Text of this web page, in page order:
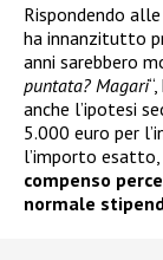
Rispondendo
ha innanzitutto
anni sarebbero
puntata? Magari
anche l’ipotesi
5.000 euro per
l’importo esatto,
compenso
normale